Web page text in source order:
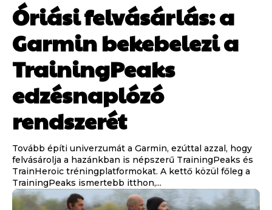
Óriási felvásárlás: a
Garmin bekebelezi a
TrainingPeaks
edzésnaplózó
rendszerét
Tovább építi univerzumát a Garmin, ezúttal azzal, hogy
felvásárolja a hazánkban is népszerű TrainingPeaks és
TrainHeroic tréningplatformokat. A kettő közül főleg a
TrainingPeaks ismertebb itthon,...